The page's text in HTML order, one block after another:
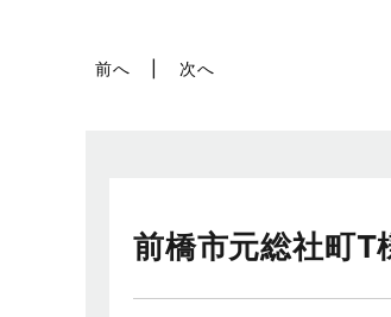
前へ 次へ
前橋市元総社町